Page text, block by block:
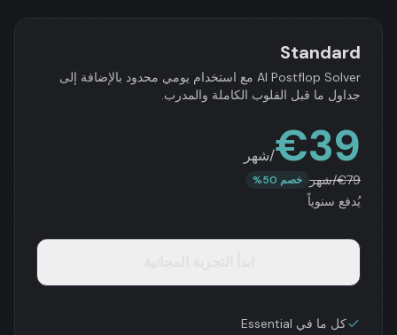
Standard
AI Postflop Solver مع استخدام يومي محدود بالإضافة إلى
جداول ما قبل الفلوب الكاملة والمدرب.
€39 /شهر
€/شهر خصم 50%
يُدفع سنوياً
كل ما في Essential